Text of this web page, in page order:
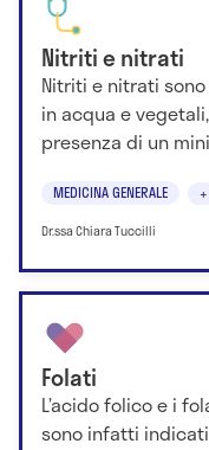
Nitriti e nitrati
Nitriti e nitrati
in acqua e
presenza di un
MEDICINA GENERALE
Dr.ssa Chiara Tuccilli
Folati
L’acido folico e i
sono infatti